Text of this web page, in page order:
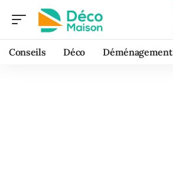
Conseils Déco Déménagement